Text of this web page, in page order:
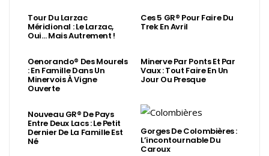
Tour Du Larzac
Méridional : Le Larzac,
Oui… Mais Autrement !
Ces 5 GR® Pour Faire Du
Trek En Avril
Oenorando® Des Mourels
: En Famille Dans Un
Minervois À Vigne
Ouverte
Minerve Par Ponts Et Par
Vaux : Tout Faire En Un
Jour Ou Presque
Nouveau GR® De Pays
Entre Deux Lacs : Le Petit
Dernier De La Famille Est
Né
Gorges De Colombières :
L’incontournable Du
Caroux